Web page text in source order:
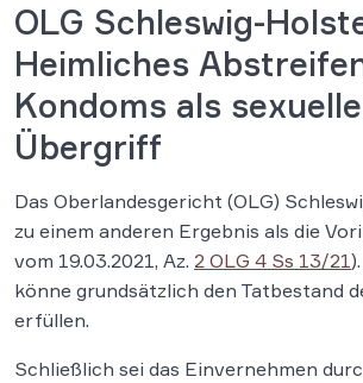
OLG Schleswig-
Heimliches
Kondoms als
Übergriff
Das Oberlandesgericht (OLG)
zu einem anderen Ergebnis als die
vom 19.03.2021, Az. 2 OLG 4 Ss 13/21
könne grundsätzlich den Tatbestand
erfüllen.
Schließlich sei das Einvernehmen